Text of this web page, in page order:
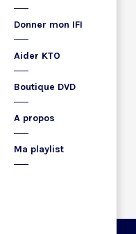
Donner mon IFI
Aider KTO
Boutique DVD
A propos
Ma playlist